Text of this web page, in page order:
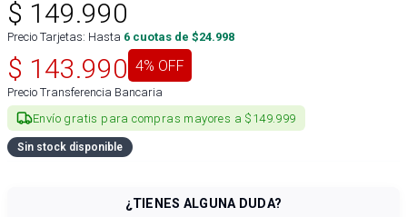
$ 149.990
Precio Tarjetas: Hasta 6 cuotas de $24.998
$ 143.990 4% OFF
Precio Transferencia Bancaria
Envío gratis para compras mayores a $149.999
Sin stock disponible
¿TIENES ALGUNA DUDA?